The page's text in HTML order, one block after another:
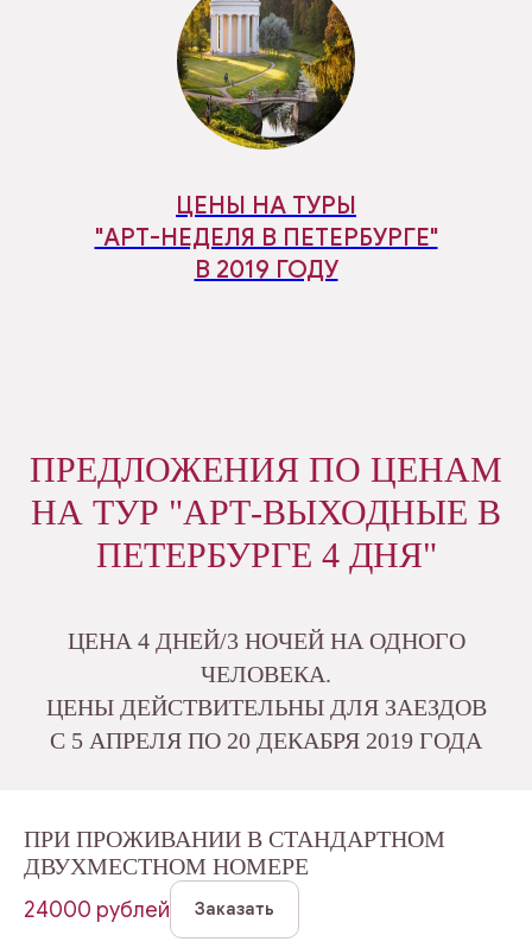
ЦЕНЫ НА ТУРЫ
"АРТ-НЕДЕЛЯ В ПЕТЕРБУРГЕ"
В 2019 ГОДУ
ПРЕДЛОЖЕНИЯ ПО ЦЕНАМ
НА ТУР "АРТ-ВЫХОДНЫЕ В
ПЕТЕРБУРГЕ 4 ДНЯ"
ЦЕНА 4 ДНЕЙ/3 НОЧЕЙ НА ОДНОГО
ЧЕЛОВЕКА.
ЦЕНЫ ДЕЙСТВИТЕЛЬНЫ ДЛЯ ЗАЕЗДОВ
C 5 АПРЕЛЯ ПО 20 ДЕКАБРЯ 2019 ГОДА
ПРИ ПРОЖИВАНИИ В СТАНДАРТНОМ
ДВУХМЕСТНОМ НОМЕРЕ
24000 рублей
Заказать